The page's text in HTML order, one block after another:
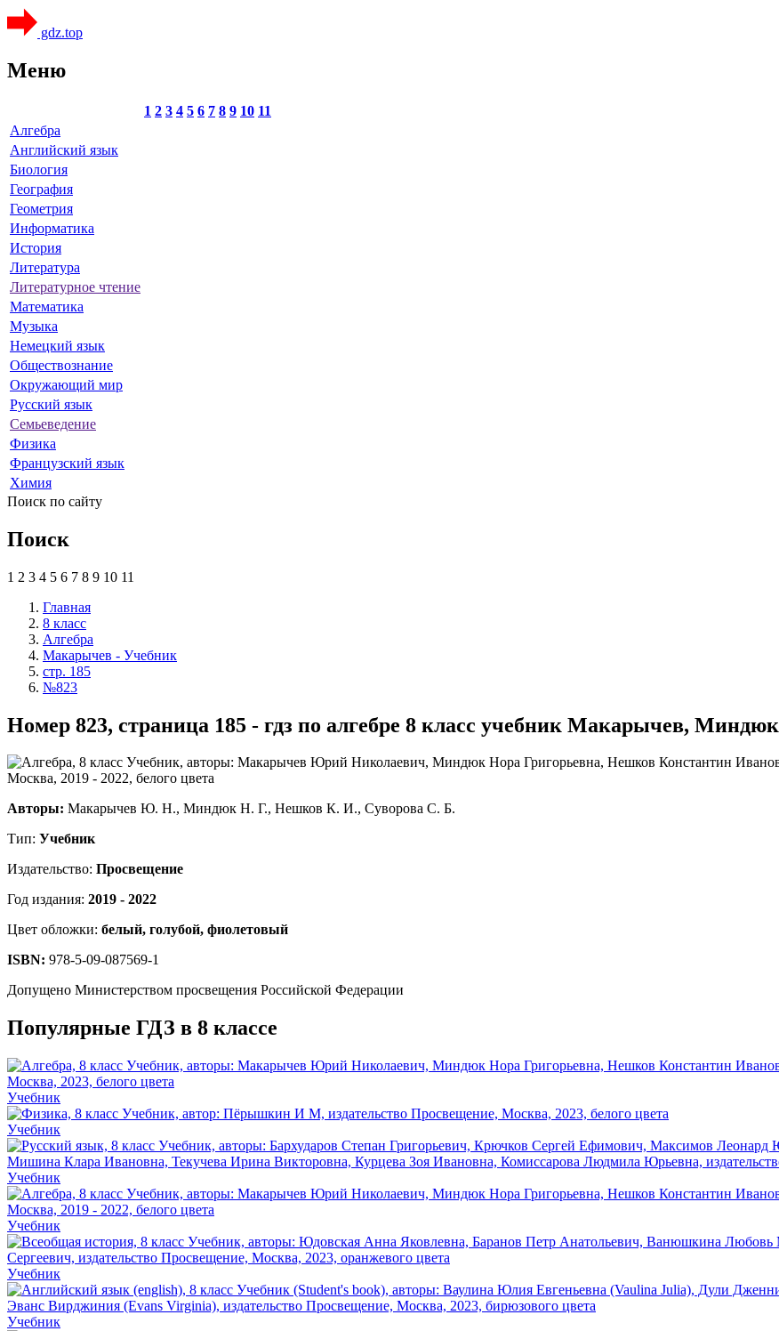
gdz.top
Меню
1 2 3 4 5 6 7 8 9 10 11
Алгебра
Английский язык
Биология
География
Геометрия
Информатика
История
Литература
Литературное чтение
Математика
Музыка
Немецкий язык
Обществознание
Окружающий мир
Русский язык
Семьеведение
Физика
Французский язык
Химия
Поиск по сайту
Поиск
1 2 3 4 5 6 7 8 9 10 11
Главная
8 класс
Алгебра
Макарычев - Учебник
стр. 185
№823
Номер 823, страница 185 - гдз по алгебре 8 класс учебник Макарычев, Миндюк
Авторы: Макарычев Ю. Н., Миндюк Н. Г., Нешков К. И., Суворова С. Б.
Тип: Учебник
Издательство: Просвещение
Год издания: 2019 - 2022
Цвет обложки: белый, голубой, фиолетовый
ISBN: 978-5-09-087569-1
Допущено Министерством просвещения Российской Федерации
Популярные ГДЗ в 8 классе
Учебник
Учебник
Учебник
Учебник
Учебник
Учебник